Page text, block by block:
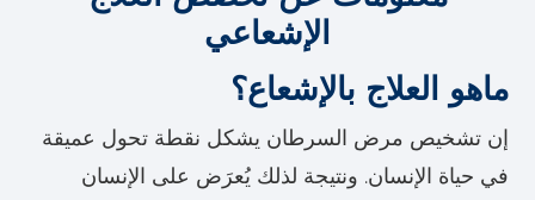
الإشعاعي
ماهو العلاج بالإشعاع؟
إن تشخيص مرض السرطان يشكل نقطة تحول عميقة
في حياة الإنسان. ونتيجة لذلك يُعرَض على الإنسان